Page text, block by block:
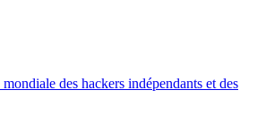
des hackers indépendants et des